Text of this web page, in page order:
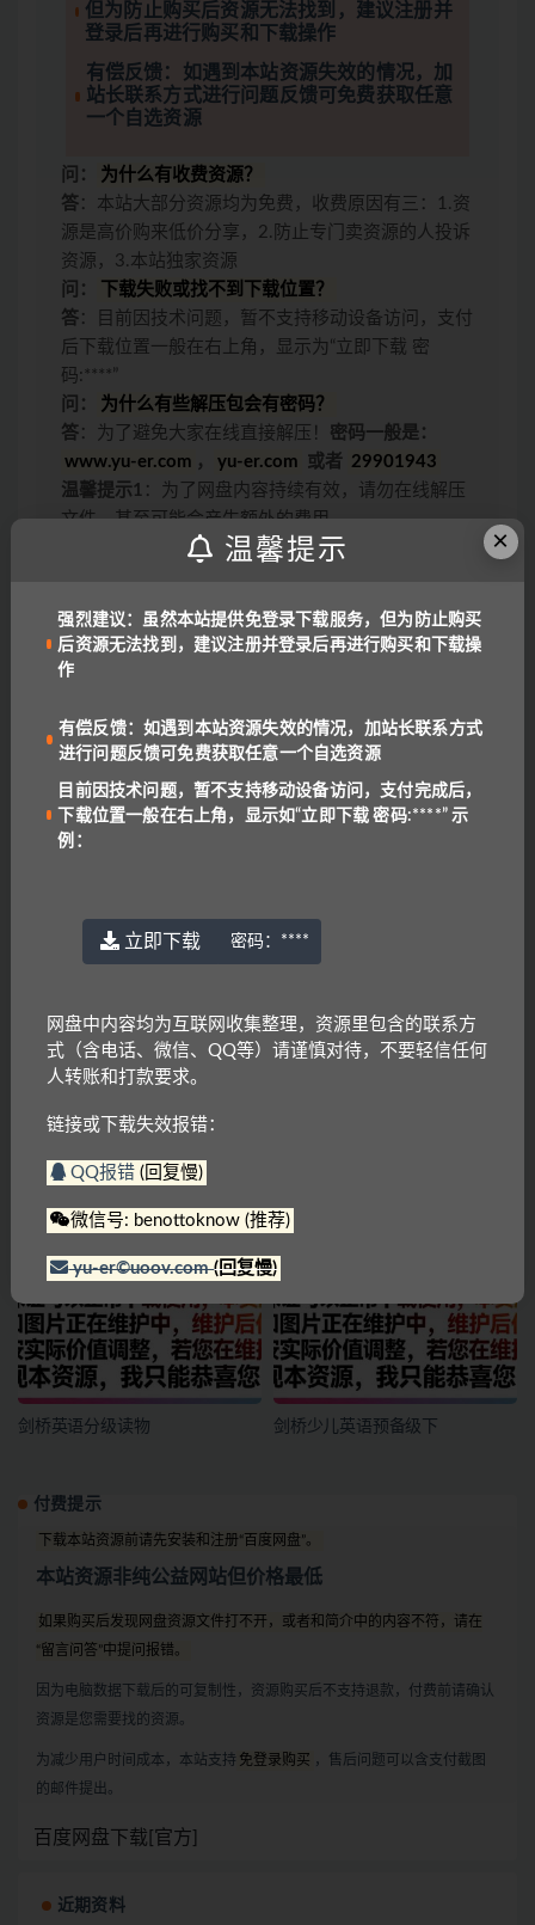
但为防止购买后资源无法找到，建议注册并
登录后再进行购买和下载操作
有偿反馈：如遇到本站资源失效的情况，加
站长联系方式进行问题反馈可免费获取任意
一个自选资源
问：
为什么有收费资源？
答 ：本站大部分资源均为免费，收费原因有三：1.资
源是高价购来低价分享，2.防止专门卖资源的人投诉
资源，3.本站独家资源
问：
下载失败或找不到下载位置？
答 ：目前因技术问题，暂不支持移动设备访问，支付
后下载位置一般在右上角，显示为“立即下载 密
码:****”
问：
为什么有些解压包会有密码？
答 ：为了避免大家在线直接解压！ 密码一般是：
www.yu-er.com ， yu-er.com 或者 29901943
温馨提示1 ：为了网盘内容持续有效，请勿在线解压
文件，甚至可能会产生额外的费用。
：网盘中内容均为互联网收集整理，资源
对待，不要轻信任何人转账和打款要求。
链接或下载失效报错：
QQ报错 |
微信号:
benottoknow (推荐)
上一篇
KET分类词汇表.pdf
单词课
剑桥英语分级读物 剑桥少儿英语预备级下
付费提示
下载本站资源前请先安装和注册“百度网盘”。
本站资源非纯公益网站但价格最低
如果购买后发现网盘资源文件打不开，或者和简介中的内容不符，请在
“留言问答”中提问报错。
因为电脑数据下载后的可复制性，资源购买后不支持退款，付费前请确认
资源是您需要找的资源。
为减少用户时间成本，本站支持 免登录购买 ，售后问题可以含支付截图
的邮件提出。
百度网盘下载[官方]
近期资料
×
温馨提示
强烈建议：虽然本站提供免登录下载服务，但为防止购买
后资源无法找到，建议注册并登录后再进行购买和下载操
作
有偿反馈：如遇到本站资源失效的情况，加站长联系方式
进行问题反馈可免费获取任意一个自选资源
目前因技术问题，暂不支持移动设备访问，支付完成后，
下载位置一般在右上角，显示如“立即下载 密码:****” 示
例：
立即下载 密码： ****
网盘中内容均为互联网收集整理，资源里包含的联系方
式（含电话、微信、QQ等）请谨慎对待，不要轻信任何
人转账和打款要求。
链接或下载失效报错：
QQ报错(回复慢)
微信号: benottoknow (推荐)
yu-er©uoov.com(回复慢)